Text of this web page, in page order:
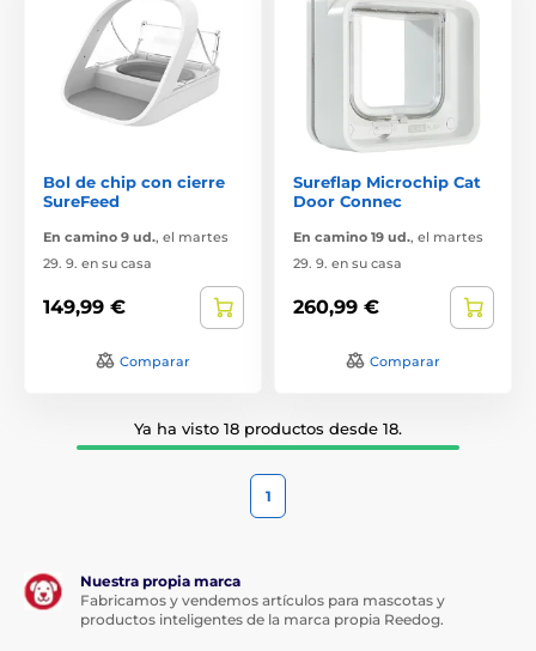
Bol de chip con cierre
SureFeed
En camino 9 ud., el martes
29. 9. en su casa
149,99 €
Comparar
Sureflap Microchip Cat
Door Connec
En camino 19 ud., el martes
29. 9. en su casa
260,99 €
Comparar
Ya ha visto 18 productos desde 18.
1
Nuestra propia marca
Fabricamos y vendemos artículos para mascotas y
productos inteligentes de la marca propia Reedog.